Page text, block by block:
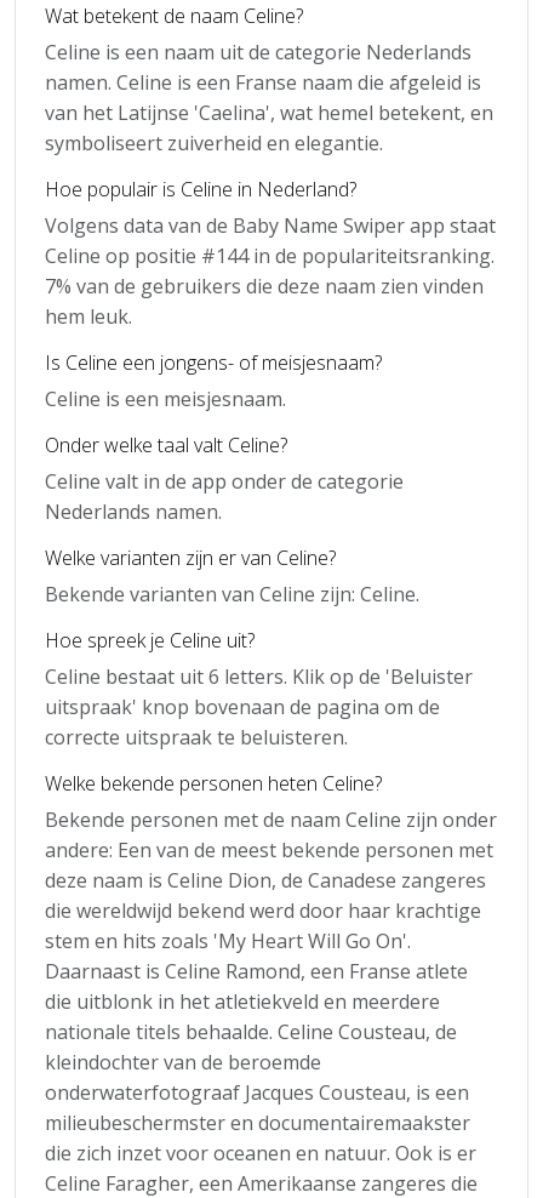
Wat betekent de naam Celine?
Celine is een naam uit de categorie Nederlands
namen. Celine is een Franse naam die afgeleid is
van het Latijnse 'Caelina', wat hemel betekent, en
symboliseert zuiverheid en elegantie.
Hoe populair is Celine in Nederland?
Volgens data van de Baby Name Swiper app staat
Celine op positie #144 in de populariteitsranking.
7% van de gebruikers die deze naam zien vinden
hem leuk.
Is Celine een jongens- of meisjesnaam?
Celine is een meisjesnaam.
Onder welke taal valt Celine?
Celine valt in de app onder de categorie
Nederlands namen.
Welke varianten zijn er van Celine?
Bekende varianten van Celine zijn: Celine.
Hoe spreek je Celine uit?
Celine bestaat uit 6 letters. Klik op de 'Beluister
uitspraak' knop bovenaan de pagina om de
correcte uitspraak te beluisteren.
Welke bekende personen heten Celine?
Bekende personen met de naam Celine zijn onder
andere: Een van de meest bekende personen met
deze naam is Celine Dion, de Canadese zangeres
die wereldwijd bekend werd door haar krachtige
stem en hits zoals 'My Heart Will Go On'.
Daarnaast is Celine Ramond, een Franse atlete
die uitblonk in het atletiekveld en meerdere
nationale titels behaalde. Celine Cousteau, de
kleindochter van de beroemde
onderwaterfotograaf Jacques Cousteau, is een
milieubeschermster en documentairemaakster
die zich inzet voor oceanen en natuur. Ook is er
Celine Faragher, een Amerikaanse zangeres die